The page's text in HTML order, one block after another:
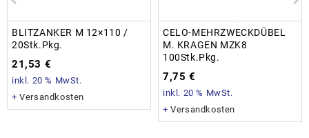
BLITZANKER M 12×110 /
20Stk.Pkg.
21,53 €
inkl. 20 % MwSt.
+Versandkosten
CELO-MEHRZWECKDÜBEL
M. KRAGEN MZK8
100Stk.Pkg.
7,75 €
inkl. 20 % MwSt.
+Versandkosten